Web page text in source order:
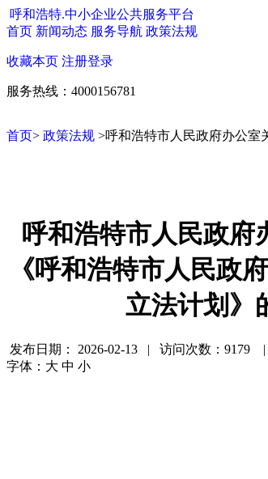
呼和浩特.中小企业公共服务平台
首页 新闻动态 服务导航 政策法规
收藏本页 注册登录
服务热线：4000156781
首页> 政策法规 >呼和浩特市人民政府办公室
呼和浩特市人民政府
《呼和浩特市人民政
立法计划》
发布日期：
2026-02-13 | 访问次数：9179
字体： 大 中 小